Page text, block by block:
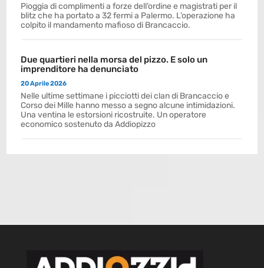
Pioggia di complimenti a forze dell’ordine e magistrati per il
blitz che ha portato a 32 fermi a Palermo. L’operazione ha
colpito il mandamento mafioso di Brancaccio.
Due quartieri nella morsa del pizzo. E solo un
imprenditore ha denunciato
20 Aprile 2026
Nelle ultime settimane i picciotti dei clan di Brancaccio e
Corso dei Mille hanno messo a segno alcune intimidazioni.
Una ventina le estorsioni ricostruite. Un operatore
economico sostenuto da Addiopizzo